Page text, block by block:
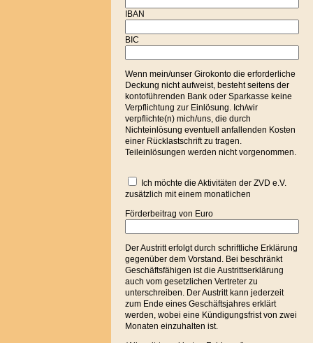
IBAN
BIC
Wenn mein/unser Girokonto die erforderliche
Deckung nicht aufweist, besteht seitens der
kontoführenden Bank oder Sparkasse keine
Verpflichtung zur Einlösung. Ich/wir
verpflichte(n) mich/uns, die durch
Nichteinlösung eventuell anfallenden Kosten
einer Rücklastschrift zu tragen.
Teileinlösungen werden nicht vorgenommen.
Ich möchte die Aktivitäten der ZVD e.V.
zusätzlich mit einem monatlichen
Förderbeitrag von Euro
Der Austritt erfolgt durch schriftliche Erklärung
gegenüber dem Vorstand. Bei beschränkt
Geschäftsfähigen ist die Austrittserklärung
auch vom gesetzlichen Vertreter zu
unterschreiben. Der Austritt kann jederzeit
zum Ende eines Geschäftsjahres erklärt
werden, wobei eine Kündigungsfrist von zwei
Monaten einzuhalten ist.